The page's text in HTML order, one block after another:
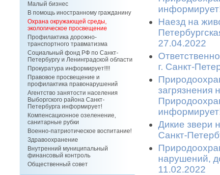
Малый бизнес
В помощь иностранному гражданину
Охрана окружающей среды,
экологическое просвещение
Профилактика дорожно-
транспортного травматизма
Социальный фонд РФ по Санкт-
Петербургу и Ленинградской области
Прокуратура информирует!!!!
Правовое просвещение и
профилактика правонарушений
Агентство занятости населения
Выборгского района Санкт-
Петербурга информирует!
Компенсационное озеленение,
санитарные рубки
Военно-патриотическое воспитание!
Здравоохранение
Внутренний муниципальный
финансовый контроль
Общественный совет
Наезд на
27.04.2022
г. Санкт-
загрязнения
Дикие звери
Санкт-
нарушений,
11.02.2022